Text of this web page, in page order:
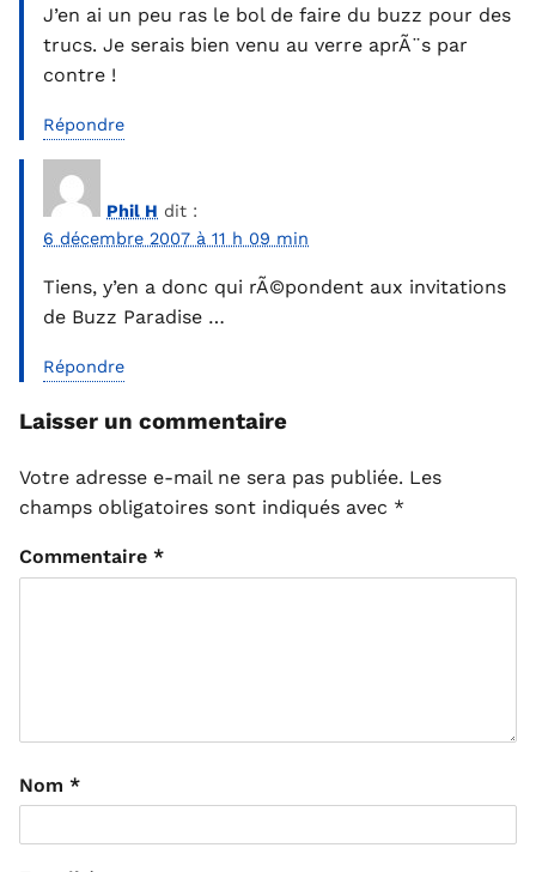
J’en ai un peu ras le bol de faire du buzz pour des
trucs. Je serais bien venu au verre aprÃ¨s par
contre !
Répondre
Phil H dit :
6 décembre 2007 à 11 h 09 min
Tiens, y’en a donc qui rÃ©pondent aux invitations
de Buzz Paradise …
Répondre
Laisser un commentaire
Votre adresse e-mail ne sera pas publiée. Les
champs obligatoires sont indiqués avec *
Commentaire *
Nom *